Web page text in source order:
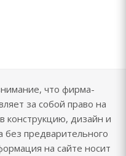
что фирма-
за собой право на
конструкцию, дизайн и
без предварительного
на сайте носит